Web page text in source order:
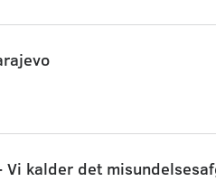
Vi kalder det